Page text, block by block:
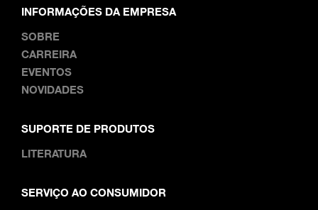
INFORMAÇÕES DA EMPRESA
SOBRE
CARREIRA
EVENTOS
NOVIDADES
SUPORTE DE PRODUTOS
LITERATURA
SERVIÇO AO CONSUMIDOR